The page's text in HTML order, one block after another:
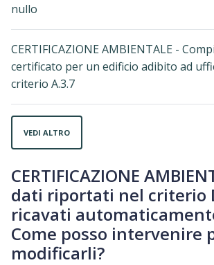
nullo
CERTIFICAZIONE AMBIENTALE -
certificato per un edificio adibito ad
criterio A.3.7
VEDI ALTRO
CERTIFICAZIONE
dati riportati nel criterio
ricavati
Come posso intervenire
modificarli?